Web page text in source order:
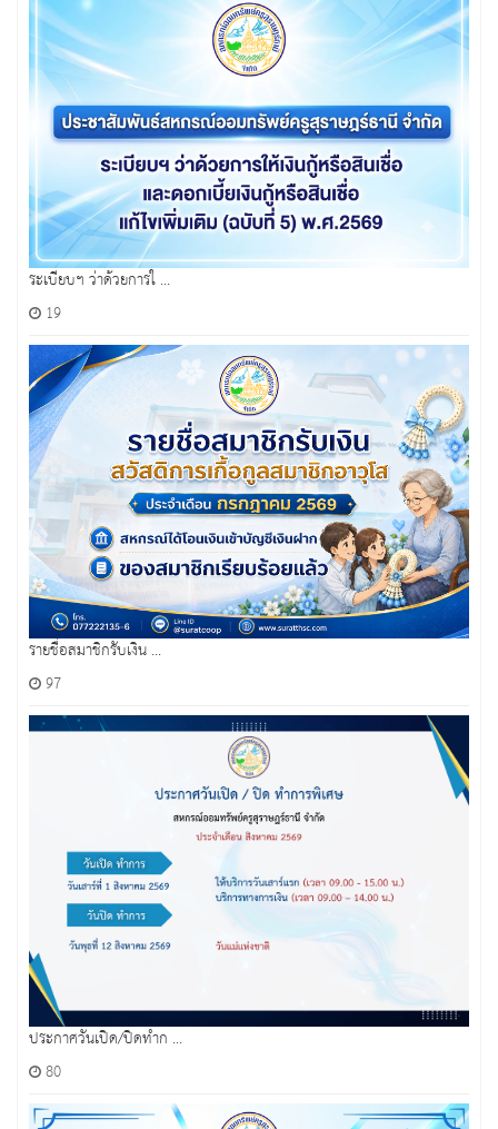
ระเบียบฯ ว่าด้วยการใ ...
19
รายชื่อสมาชิกรับเงิน ...
97
ประกาศวันเปิด/ปิดทำก ...
80